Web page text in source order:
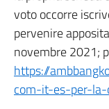
voto occorre
pervenire
novembre 2021;
https://
com-it-es-per-la-